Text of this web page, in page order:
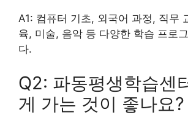
A1: 컴퓨터 기초, 외국어 과정, 직무
육, 미술, 음악 등 다양한 학습 프로
다.
Q2: 파동평생학습센
게 가는 것이 좋나요?